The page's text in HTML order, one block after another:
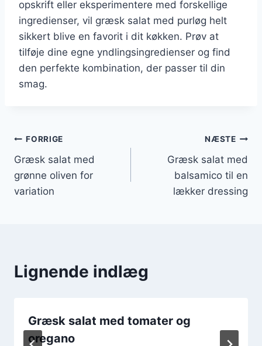
opskrift eller eksperimentere med forskellige
ingredienser, vil græsk salat med purløg helt
sikkert blive en favorit i dit køkken. Prøv at
tilføje dine egne yndlingsingredienser og find
den perfekte kombination, der passer til din
smag.
Indlægsnavigation
FORRIGE
Græsk salat med
grønne oliven for
variation
NÆSTE
Græsk salat med
balsamico til en
lækker dressing
Lignende indlæg
Græsk salat med tomater og
oregano